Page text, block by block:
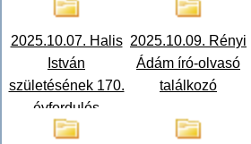
2025.10.07. Halis
István
születésének 170.
évfordulós
konferenciája
2025.10.09. Rényi
Ádám író-olvasó
találkozó